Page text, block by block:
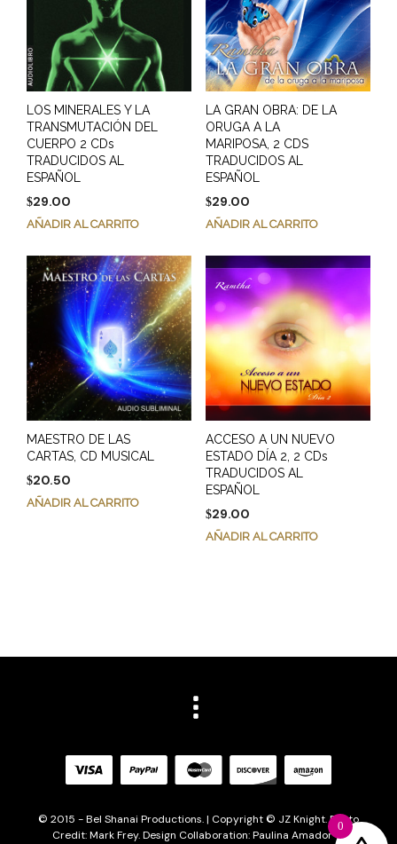
LOS MINERALES Y LA
TRANSMUTACIÓN DEL
CUERPO 2 CDs
TRADUCIDOS AL
ESPAÑOL
$29.00
AÑADIR AL CARRITO
LA GRAN OBRA: DE LA
ORUGA A LA
MARIPOSA, 2 CDS
TRADUCIDOS AL
ESPAÑOL
$29.00
AÑADIR AL CARRITO
MAESTRO DE LAS
CARTAS, CD MUSICAL
$20.50
AÑADIR AL CARRITO
ACCESO A UN NUEVO
ESTADO DÍA 2, 2 CDs
TRADUCIDOS AL
ESPAÑOL
$29.00
AÑADIR AL CARRITO
© 2015 - Bel Shanai Productions. | Copyright © JZ Knight. Photo
Credit: Mark Frey. Design Collaboration: Paulina Amador of
0